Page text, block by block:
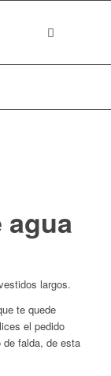
agua
largos.
te quede
el pedido
de falda, de esta